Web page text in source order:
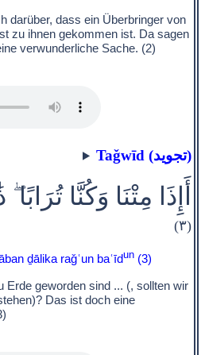
darüber, dass ein Überbringer von
zu ihnen gekommen ist. Da sagen
verwunderliche Sache. (2)
Taǧwīd (تجويد)
أَإِذَا مِتْنَا وَكُنَّا
(٣)
ḏālika raǧʿun baʿīdun (3)
Erde geworden sind ... (, sollten wir
Das ist doch eine